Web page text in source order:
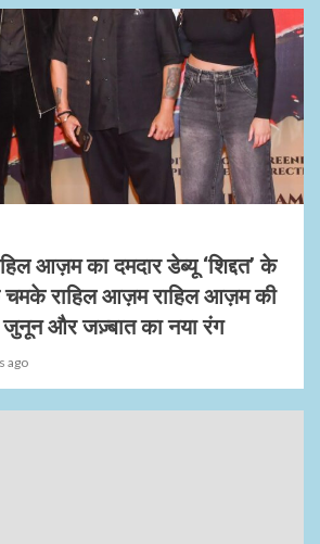
आज़म का दमदार डेब्यू ‘शिद्दत’ के
राहिल आज़म राहिल आज़म की
जुनून और जज़्बात का नया रंग
ago